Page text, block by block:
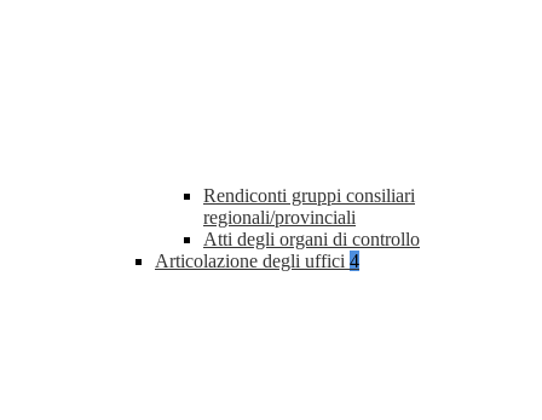
Rendiconti gruppi consiliari
regionali/provinciali
Atti degli organi di controllo
Articolazione degli uffici 4